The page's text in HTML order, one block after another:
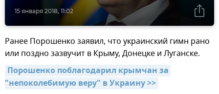
15 января 2018, 11:02
Ранее Порошенко заявил, что украинский гимн рано
или поздно зазвучит в Крыму, Донецке и Луганске.
Порошенко поблагодарил крымчан за
"непоколебимую веру" в Украину >>